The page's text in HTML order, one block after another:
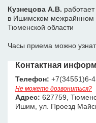
Кузнецова А.В.
в Ишимском межрайнном
Тюменской области
Часы приема можно
Контактная
Телефон: +7(34551)6-
Не можете дозвониться?
Адрес: 627759,
Ишим, ул. Проезд